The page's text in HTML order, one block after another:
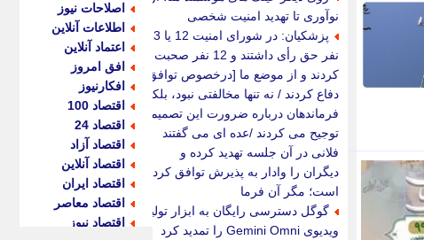
نوآوری تا تهدید امنیت شخصی
پزشکیان: در شورای امنیت 12 یا 13
نفر حق رأی داشتند و 12 نفر صحبت
کردند و از موضع ما [درخصوص توافق]
دفاع کردند / نه تنها مخالفتی نبود، بلکه
فرماندهان درباره ضرورت این تصمیم
توجیح می کردند /عده ای می گفتند
فلانی در آن جلسه تهدید کرده و
دیگران را وادار به پذیرش توافق کرده
است؛ مگر آن فرما
گوگل دسترسی رایگان به ابزار تولید
ویدیوی Gemini Omni را تمدید کرد
اصلاحات نیوز
اطلاعات آنلاین
اعتماد آنلاین
افق امروز
افکارنیوز
اقتصاد 100
اقتصاد 24
اقتصاد آزاد
اقتصاد آنلاین
اقتصاد ایران
اقتصاد معاصر
اقتصاد نیوز